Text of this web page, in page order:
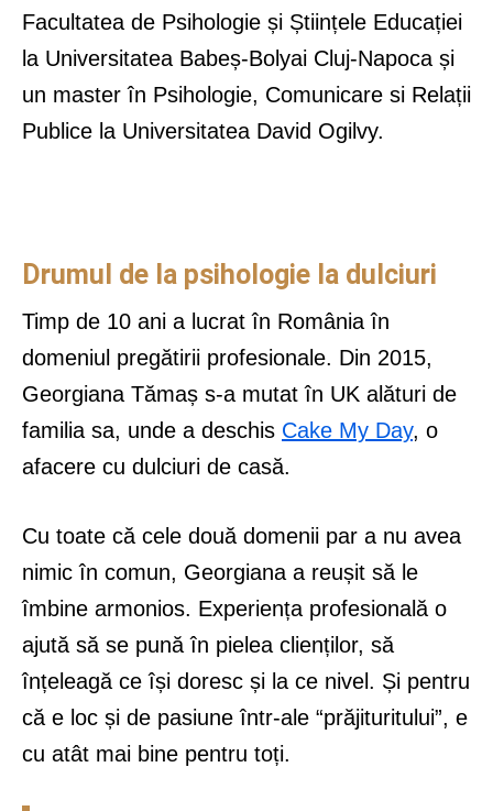
Facultatea de Psihologie și Științele Educației
la Universitatea Babeș-Bolyai Cluj-Napoca și
un master în Psihologie, Comunicare si Relații
Publice la Universitatea David Ogilvy.
Drumul de la psihologie la dulciuri
Timp de 10 ani a lucrat în România în
domeniul pregătirii profesionale. Din 2015,
Georgiana Tămaș s-a mutat în UK alături de
familia sa, unde a deschis Cake My Day, o
afacere cu dulciuri de casă.
Cu toate că cele două domenii par a nu avea
nimic în comun, Georgiana a reușit să le
îmbine armonios. Experiența profesională o
ajută să se pună în pielea clienților, să
înțeleagă ce își doresc și la ce nivel. Și pentru
că e loc și de pasiune într-ale “prăjituritului”, e
cu atât mai bine pentru toți.